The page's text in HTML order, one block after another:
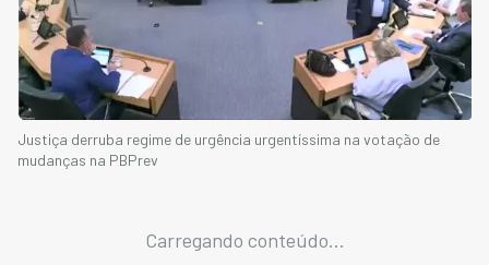
Justiça derruba regime de urgência urgentíssima na votação de
mudanças na PBPrev
Carregando conteúdo...